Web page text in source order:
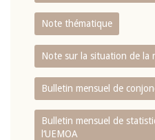
Note thématique
Note sur la situation de la
Bulletin mensuel de
Bulletin mensuel de
l‘UEMOA